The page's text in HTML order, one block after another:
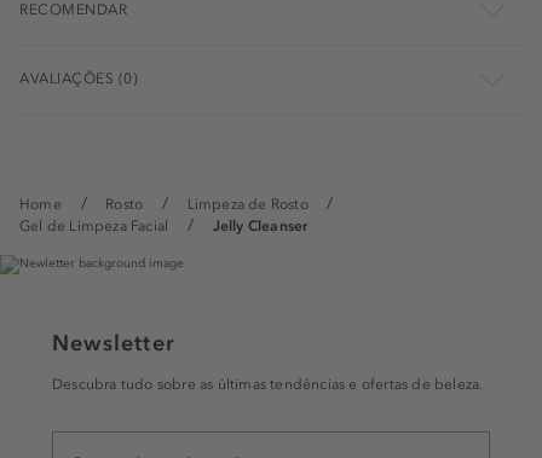
Home Rosto
Limpeza de Rosto
Gel de Limpeza Facial
Jelly Cleanser
RECOMENDAR
AVALIAÇÕES (0)
Newsletter
Descubra tudo sobre as últimas tendências e ofertas de beleza.